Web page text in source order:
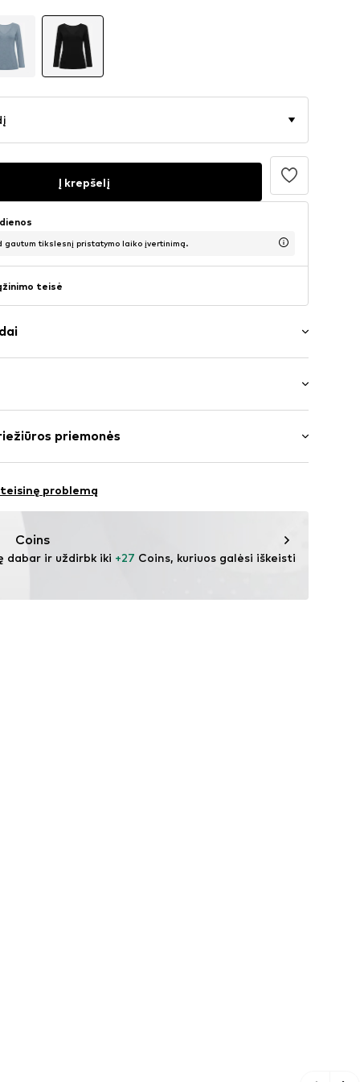
Į krepšelį
gautum tikslesnį pristatymo laiko įvertinimą.
teisė
/ kraštas
ilgio
Įprastas prigludimas
priemonės
– PES, 18% Viskozė, 5% Elastanas
problemą
Coins
dabar ir uždirbk iki +27 Coins, kuriuos galėsi iškeisti